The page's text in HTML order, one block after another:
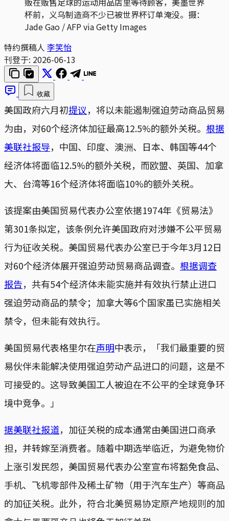
杯前，义乌制造商不少已被世界杯订单淹没。摄：
Jade Gao / AFP via Getty Images
特约撰稿人 李笑怡
刊登于: 2026-06-13
收藏
美国政府六月初提议，将以未能遏制强迫劳动商品贸易
为由，对60个经济体加征最高12.5%的额外关税。 根据
美联社报导，中国、印度、澳洲、日本、韩国等44个
经济体将面临12.5%的额外关税，而欧盟、英国、加拿
大、台湾等16个经济体将面临10%的额外关税。
该提案由美国贸易代表办公室依据1974年《贸易法》
第301条拟定，该条例允许美国政府对涉嫌不公平贸易
行为征收关税。美国贸易代表办公室已于今年3月12日
对60个经济体展开强迫劳动贸易商品调查。 根据调查
报告，共有54个经济体未能实施并有效执行禁止进口
强迫劳动商品的禁令；加拿大等6个国家虽已实施相关
禁令，但未能有效执行。
美国贸易代表格里尔在声明中表示，「我们最重要的贸
易伙伴未能解决使用强迫劳动产品进口的问题，这是不
可接受的。这导致美国工人被迫在不公平的全球竞争环
境中竞争。」
据美联社报道，加征关税的成本通常由美国进口商承
担，并转嫁至消费者。随着中期选举临近，为避免物价
上涨引发民怨，美国贸易代表办公室宣布将豁免食品、
手机、飞机零部件及稀土矿物（用于汽车生产）等商品
的加征关税。此外，符合北美贸易协定原产地规则的加